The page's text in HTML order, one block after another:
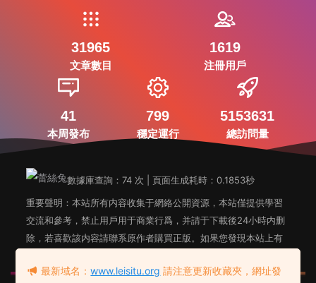
31965
文章數目
1619
注冊用戶
41
本周發布
799
穩定運行
5153631
總訪問量
數據庫查詢：74 次 | 頁面生成耗時：0.1853秒
重要聲明：本站所有内容收集于網絡公開資源，本站僅提供學習
交流和參考，禁止用戶用于商業行爲，并請于下載後24小時内删
除，若喜歡該内容請聯系原作者購買正版。如果您發現本站上有
最新域名：www.leisitu.org 請注意更新收藏夾，網址發